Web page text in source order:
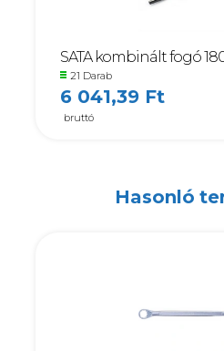
SATA kombinált fogó
21 Darab
6 041,39 Ft
bruttó
Hasonló